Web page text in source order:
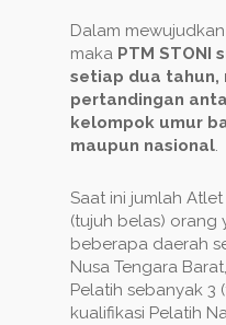
Dalam
maka PTM STONI
setiap dua tahun,
pertandingan
kelompok umur
maupun nasional.
Saat ini jumlah Atlet
(tujuh belas) orang
beberapa daerah
Nusa Tengara
Pelatih sebanyak 3
kualifikasi Pelatih